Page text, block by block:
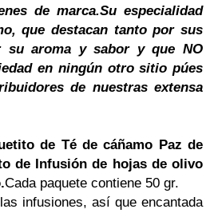
de marca.Su especialidad
que destacan tanto por sus
su aroma y sabor y que NO
en ningún otro sitio púes
de nuestras extensa
de Té de cáñamo Paz de
de Infusión de hojas de olivo
Cada paquete contiene 50 gr.
infusiones, así que encantada